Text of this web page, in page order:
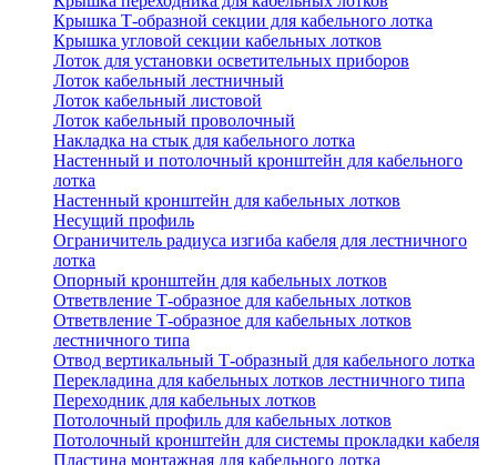
Крышка Т-образной секции для кабельного лотка
Крышка угловой секции кабельных лотков
Лоток для установки осветительных приборов
Лоток кабельный лестничный
Лоток кабельный листовой
Лоток кабельный проволочный
Накладка на стык для кабельного лотка
Настенный и потолочный кронштейн для кабельного
лотка
Настенный кронштейн для кабельных лотков
Несущий профиль
Ограничитель радиуса изгиба кабеля для лестничного
лотка
Опорный кронштейн для кабельных лотков
Ответвление Т-образное для кабельных лотков
Ответвление Т-образное для кабельных лотков
лестничного типа
Отвод вертикальный Т-образный для кабельного лотка
Перекладина для кабельных лотков лестничного типа
Переходник для кабельных лотков
Потолочный профиль для кабельных лотков
Потолочный кронштейн для системы прокладки кабеля
Пластина монтажная для кабельного лотка